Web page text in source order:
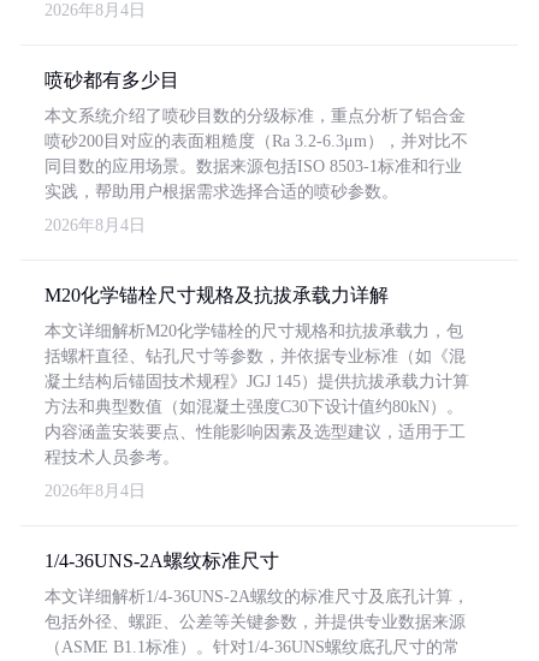
2026年8月4日
喷砂都有多少目
本文系统介绍了喷砂目数的分级标准，重点分析了铝合金
喷砂200目对应的表面粗糙度（Ra 3.2-6.3μm），并对比不
同目数的应用场景。数据来源包括ISO 8503-1标准和行业
实践，帮助用户根据需求选择合适的喷砂参数。
2026年8月4日
M20化学锚栓尺寸规格及抗拔承载力详解
本文详细解析M20化学锚栓的尺寸规格和抗拔承载力，包
括螺杆直径、钻孔尺寸等参数，并依据专业标准（如《混
凝土结构后锚固技术规程》JGJ 145）提供抗拔承载力计算
方法和典型数值（如混凝土强度C30下设计值约80kN）。
内容涵盖安装要点、性能影响因素及选型建议，适用于工
程技术人员参考。
2026年8月4日
1/4-36UNS-2A螺纹标准尺寸
本文详细解析1/4-36UNS-2A螺纹的标准尺寸及底孔计算，
包括外径、螺距、公差等关键参数，并提供专业数据来源
（ASME B1.1标准）。针对1/4-36UNS螺纹底孔尺寸的常